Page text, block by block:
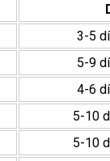
3-5
5-9
4-6
5-10
5-10